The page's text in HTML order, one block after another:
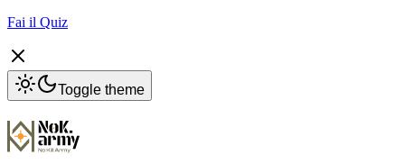
Fai il Quiz
Toggle theme